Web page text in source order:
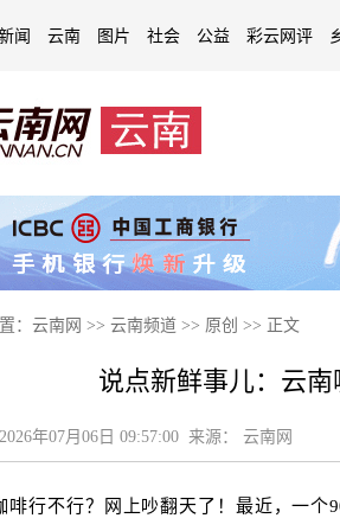
闻 云南 图片 社会 公益 彩云网评
： 云南网 >> 云南频道 >> 原创 >> 正文
说点新鲜事儿：云南
2026年07月06日 09:57:00 来源： 云南网
啡行不行？网上吵翻天了！最近，一个